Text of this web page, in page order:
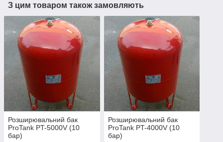
З цим товаром також замовляють
Розширювальний бак
ProTank PT-5000V (10
бар)
Розширювальний бак
ProTank PT-4000V (10
бар)